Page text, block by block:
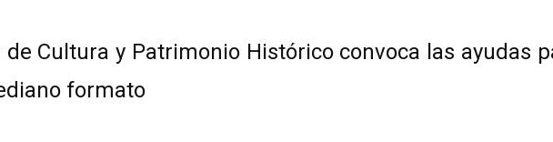
de Cultura y Patrimonio Histórico convoca las ayudas
formato